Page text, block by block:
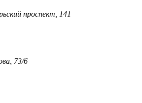
проспект, 141
73/6